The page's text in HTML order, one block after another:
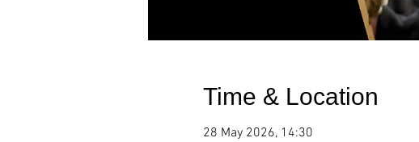
Time & Location
28 May 2026, 14:30